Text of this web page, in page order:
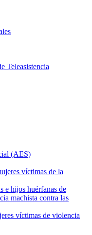
Teleasistencia
(AES)
víctimas de la
e hijos huérfanas de
machista contra las
víctimas de violencia